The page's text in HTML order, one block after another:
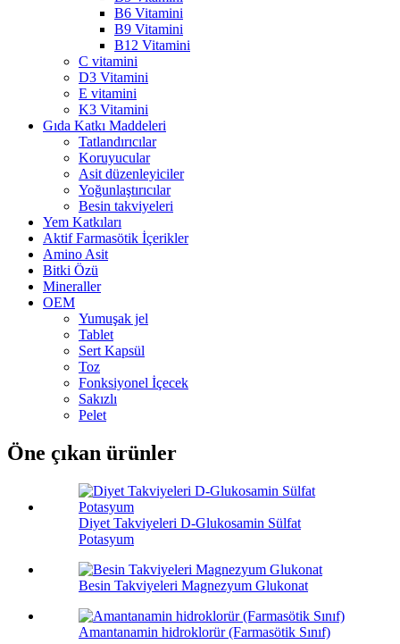
B6 Vitamini
B9 Vitamini
B12 Vitamini
C vitamini
D3 Vitamini
E vitamini
K3 Vitamini
Gıda Katkı Maddeleri
Tatlandırıcılar
Koruyucular
Asit düzenleyiciler
Yoğunlaştırıcılar
Besin takviyeleri
Yem Katkıları
Aktif Farmasötik İçerikler
Amino Asit
Bitki Özü
Mineraller
OEM
Yumuşak jel
Tablet
Sert Kapsül
Toz
Fonksiyonel İçecek
Sakızlı
Pelet
Öne çıkan ürünler
Diyet Takviyeleri D-Glukosamin Sülfat
Potasyum
Besin Takviyeleri Magnezyum Glukonat
Amantanamin hidroklorür (Farmasötik Sınıf)